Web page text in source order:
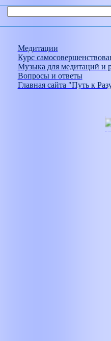
Медитации
Курс
Музыка для медитаций и
Вопросы и ответы
Главная сайта "Путь к